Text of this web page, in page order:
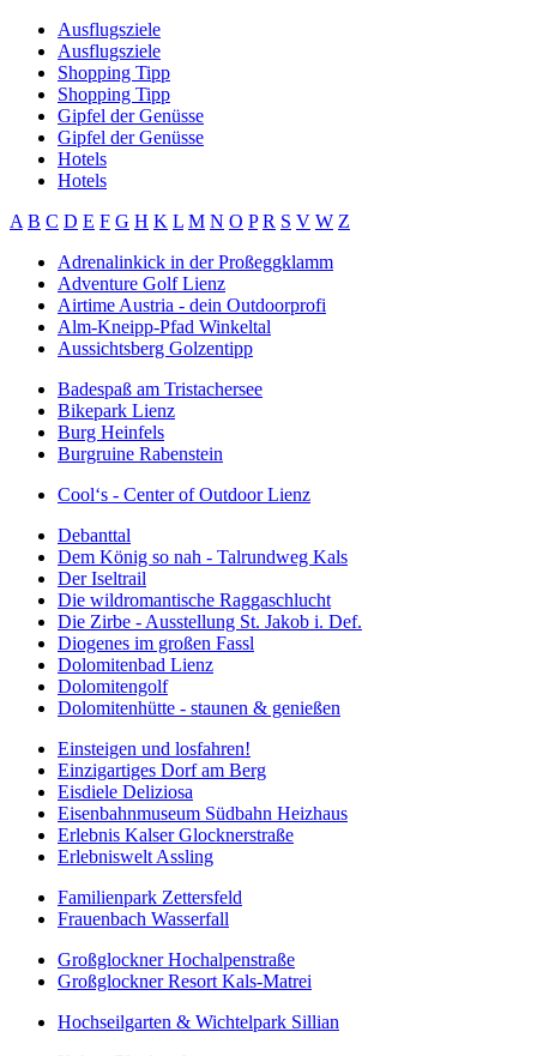
Ausflugsziele
Ausflugsziele
Shopping Tipp
Shopping Tipp
Gipfel der Genüsse
Gipfel der Genüsse
Hotels
Hotels
A B C D E F G H K L M N O P R S V W Z
Adrenalinkick in der Proßeggklamm
Adventure Golf Lienz
Airtime Austria - dein Outdoorprofi
Alm-Kneipp-Pfad Winkeltal
Aussichtsberg Golzentipp
Badespaß am Tristachersee
Bikepark Lienz
Burg Heinfels
Burgruine Rabenstein
Cool‘s - Center of Outdoor Lienz
Debanttal
Dem König so nah - Talrundweg Kals
Der Iseltrail
Die wildromantische Raggaschlucht
Die Zirbe - Ausstellung St. Jakob i. Def.
Diogenes im großen Fassl
Dolomitenbad Lienz
Dolomitengolf
Dolomitenhütte - staunen & genießen
Einsteigen und losfahren!
Einzigartiges Dorf am Berg
Eisdiele Deliziosa
Eisenbahnmuseum Südbahn Heizhaus
Erlebnis Kalser Glocknerstraße
Erlebniswelt Assling
Familienpark Zettersfeld
Frauenbach Wasserfall
Großglockner Hochalpenstraße
Großglockner Resort Kals-Matrei
Hochseilgarten & Wichtelpark Sillian